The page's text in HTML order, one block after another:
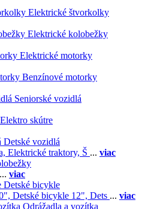
Elektrické štvorkolky
Elektrické kolobežky
Elektrické motorky
Benzínové motorky
Seniorské vozidlá
Elektro skútre
Detské vozidlá
Elektrické traktory, Š ... viac
... viac
Detské bicykle
Detské bicykle 12", Dets ... viac
Odrážadla a vozítka